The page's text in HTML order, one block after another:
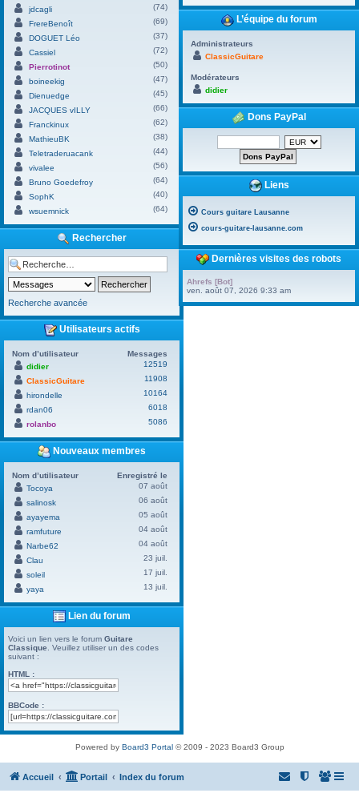
jdcagli
(74)
FrereBenoît
(69)
DOGUET Léo
(37)
Cassiel
(72)
Pierrotinot
(50)
boineekig
(47)
Dienuedge
(45)
JACQUES vILLY
(66)
Franckinux
(62)
MathieuBK
(38)
Teletraderuacank
(44)
vivalee
(56)
Bruno Goedefroy
(64)
SophK
(40)
wsuemnick
(64)
Rechercher
Recherche avancée
Utilisateurs actifs
Nom d’utilisateur
Messages
didier
12519
ClassicGuitare
11908
hirondelle
10164
rdan06
6018
rolanbo
5086
Nouveaux membres
Nom d’utilisateur
Enregistré le
Tocoya
07 août
salinosk
06 août
ayayema
05 août
ramfuture
04 août
Narbe62
04 août
Clau
23 juil.
soleil
17 juil.
yaya
13 juil.
Lien du forum
Voici un lien vers le forum Guitare
Classique . Veuillez utiliser un des codes
suivant :
HTML :
BBCode :
L’équipe du forum
Administrateurs
ClassicGuitare
Modérateurs
didier
Dons PayPal
Liens
Cours guitare Lausanne
cours-guitare-lausanne.com
Dernières visites des robots
Ahrefs [Bot]
ven. août 07, 2026 9:33 am
Powered by Board3 Portal© 2009 - 2023 Board3 Group
Accueil Portail Index du forum